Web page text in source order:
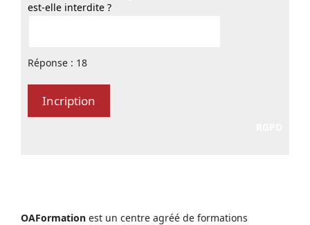
est-elle interdite ?
Réponse : 18
OAFormation est un centre agréé de formations